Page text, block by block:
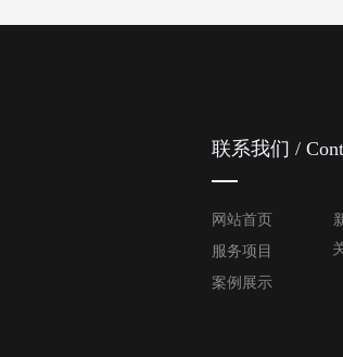
联系我们 /
网站首页
服务项目
案例展示